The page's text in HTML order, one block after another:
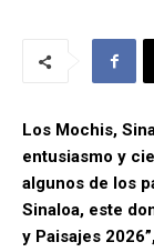
Los Mochis,
entusiasmo y
algunos de los
Sinaloa, este
y Paisajes